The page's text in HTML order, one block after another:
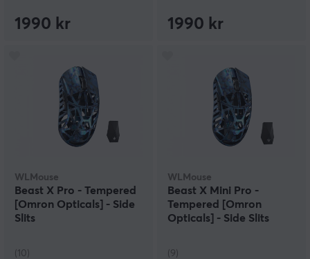
1990 kr 1990 kr
WLMouse
Beast X Pro - Tempered
[Omron Opticals] - Side
Slits
(10)
WLMouse
Beast X Mini Pro -
Tempered [Omron
Opticals] - Side Slits
(9)